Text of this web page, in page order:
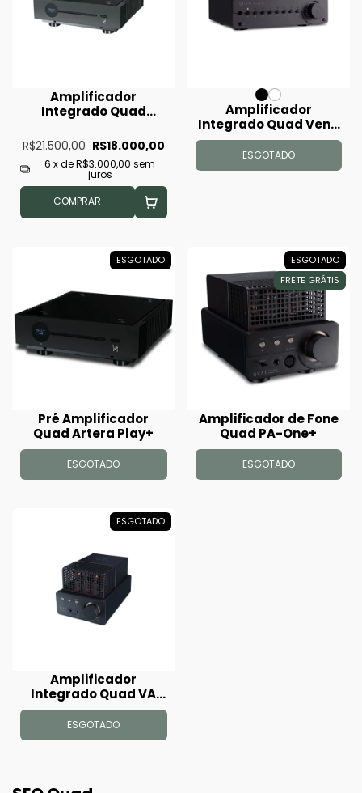
Amplificador
Integrado Quad
R$21.500,00 R$18.000,00
6 x deR$3.000,00 sem
juros
COMPRAR
Amplificador
Integrado Quad Vena
ll play
ESGOTADO
ESGOTADO
Pré Amplificador
Quad Artera Play+
ESGOTADO
ESGOTADO
FRETE GRÁTIS
Amplificador de Fone
Quad PA-One+
ESGOTADO
ESGOTADO
Amplificador
Integrado Quad VA
One+
ESGOTADO